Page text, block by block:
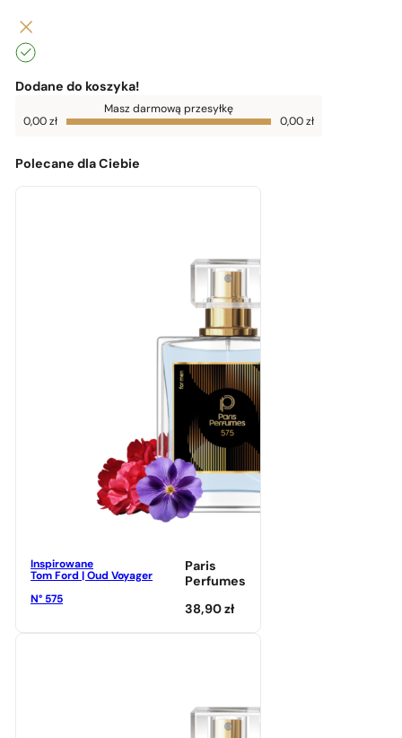
Dodane do koszyka!
Do
darmowej
0,00 zł
Masz darmową przesyłkę
0,00zł 0,00 zł
Polecane dla Ciebie
Inspirowane
Tom Ford | Oud Voyager
N° 575
Paris
Perfumes
38,90zł